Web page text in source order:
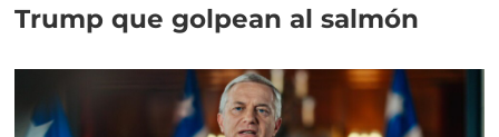
Trump que golpean al salmón